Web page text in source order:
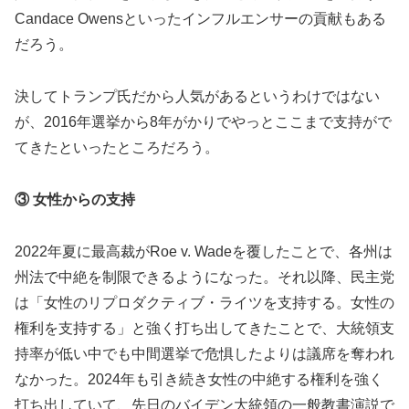
Candace Owensといったインフルエンサーの貢献もある
だろう。
決してトランプ氏だから人気があるというわけではない
が、2016年選挙から8年がかりでやっとここまで支持がで
てきたといったところだろう。
③ 女性からの支持
2022年夏に最高裁がRoe v. Wadeを覆したことで、各州は
州法で中絶を制限できるようになった。それ以降、民主党
は「女性のリプロダクティブ・ライツを支持する。女性の
権利を支持する」と強く打ち出してきたことで、大統領支
持率が低い中でも中間選挙で危惧したよりは議席を奪われ
なかった。2024年も引き続き女性の中絶する権利を強く
打ち出していて、先日のバイデン大統領の一般教書演説で